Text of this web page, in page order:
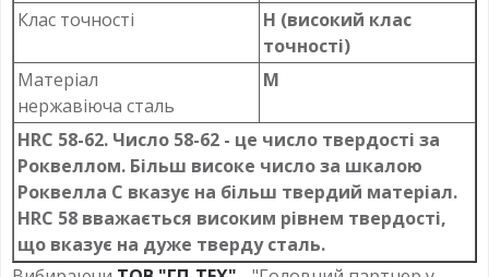
Клас точності
Н (високий клас
точності)
Матеріал
нержавіюча сталь
M
HRC 58-62. Число 58-62 - це число твердості за
Роквеллом. Більш високе число за шкалою
Роквелла C вказує на більш твердий матеріал.
HRC 58 вважається високим рівнем твердості,
що вказує на дуже тверду сталь.